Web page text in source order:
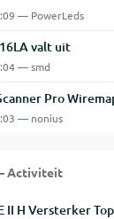
— PowerLeds
valt uit
— smd
Pro
— nonius
Activiteit
II H Versterker